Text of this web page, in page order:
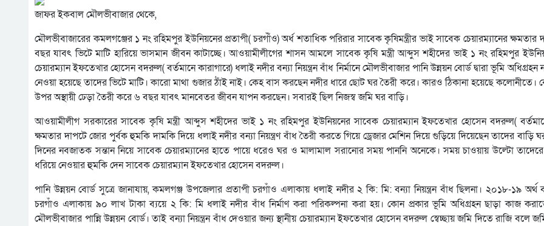
জাফর ইকবাল মৌলভীবাজার থেকে,
মৌলভীবাজারের কমলগঞ্জের ১ নং রহিমপুর ইউনিয়নের প্রতাপী( চরগাঁঁও) অর্ধ শতাধিক পরিরার সাবেক কৃষিমন্ত্রীর ভাই সাবেক চেয়ারম্যানের ক্ষমতার
বছর যাবৎ ভিটে মাটি হারিয়ে ভাসমান জীবন কাটাচ্ছে। আওয়ামীলীগের শাসন আমলে সাবেক কৃষি মন্ত্রী আব্দুস শহীদের ভাই ১ নং রহিমপুর
চেয়ারম্যান ইফতেখার হোসেন বদরুল( বর্তমানে কারাগারে) ধলাই নদীর বন্যা নিয়ন্ত্রন বাঁধ নির্মানে মৌলভীবাজার পানি উন্নয়ন বোর্ড দ্বারা ভূমি
নেওয়া হয়েছে তাদের ভিটে মাটি। কারো মাথা গুজার ঠাঁই নাই। কেহ বাস করছেন নদীর ধারে ছোট ঘর তৈরী করে। কারও ঠিকানা হয়েছে কলোনীতে।
উপর অস্থায়ী ঢেড়া তৈরী করে ৬ বছর যাবৎ মানবেতর জীবন যাপন করছেন। সবারই ছিল নিজস্ব জমি ঘর বাড়ি।
আওয়ামীলীগ সরকারের সাবেক কৃষি মন্ত্রী আব্দুস শহীদের ভাই ১ নং রহিমপুর ইউনিয়নের সাবেক চেয়ারম্যান ইফতেখার হোসেন বদরুল(
ক্ষমতার দাপটে জোর পুর্বক হুমকি দামকি দিয়ে ধলাই নদীর বন্যা নিয়ন্ত্রণ বাঁধ তৈরী করতে গিয়ে ড্রেজার মেশিন দিয়ে গুড়িয়ে দিয়েছেন তাদের বাড়ি
দিনের নবজাতক সন্তান নিয়ে সাবেক চেয়ারম্যানের হাতে পায়ে ধরেও ঘর ও মালামাল সরানোর সময় পাননি অনেকে। সময় চাওয়ায় উল্টো
ধরিয়ে নেওয়ার হুমকি দেন সাবেক চেয়ারম্যান ইফতেখার হোসেন বদরুল।
পানি উন্নয়ন বোর্ড সুত্রে জানাযায়, কমলগঞ্জ উপজেলার প্রতাপী চরগাঁও এলাকায় ধলাই নদীর ২ কি: মি: বন্যা নিয়ন্ত্রন বাঁধ ছিলনা। ২০১৮-১৯ অর্থ
চরগাঁও এলাকায় ৯০ লাখ টাকা ব্যয়ে ২ কি: মি ধলাই নদীর বাঁধ নির্মাণ করা পরিকল্পনা করা হয়। কোন প্রকার ভূমি অধিগ্রহন ছাড়া কাজ
মৌলভীবাজার পান্নি উন্নয়ন বোর্ড। তাই বন্যা নিয়ন্ত্রন বাঁধ দেওয়ার জন্য স্থানীয় চেয়ারম্যান ইফতেখার হোসেন বদরুল স্বেচ্ছায় জমি দিতে রাজি বলে